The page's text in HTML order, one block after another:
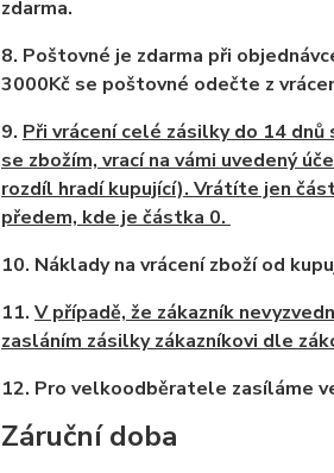
zdarma.
8. Poštovné je zdarma při
3000Kč se poštovné odečte z
9. Při vrácení celé zásilky do 14
se zbožím, vrací na vámi uvedený
rozdíl hradí kupující). Vrátíte jen
předem, kde je částka 0.
10. Náklady na vrácení zboží od
11. V případě, že zákazník
zasláním zásilky zákazníkovi dle
12. Pro velkoodběratele zasíláme
Záruční doba